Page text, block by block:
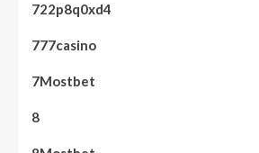
722p8q0xd4
777casino
7Mostbet
8